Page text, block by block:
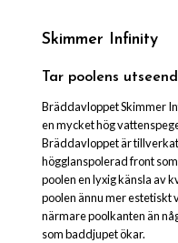
Skimmer Infinity
Tar poolens
Bräddavloppet Skimmer
en mycket hög
Bräddavloppet är
högglanspolerad front
poolen en lyxig känsla av
poolen ännu mer
närmare poolkanten än
som baddjupet ökar.